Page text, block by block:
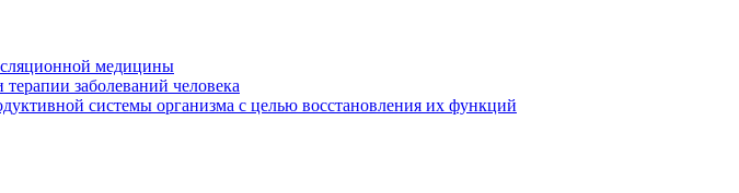
медицины
заболеваний человека
системы организма с целью восстановления их функций